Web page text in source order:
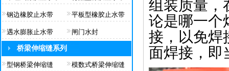
钢边橡胶止水带 平板型橡胶止水带
遇水膨胀止水带 闸门水封
桥梁伸缩缝系列
型钢桥梁伸缩缝 模数式桥梁伸缩缝
组装质量，
论是哪一个
接，以免焊
面焊接，即